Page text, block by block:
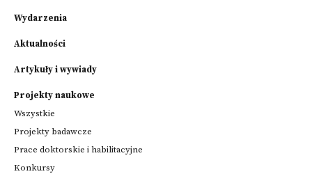
Wydarzenia
Aktualności
Artykuły i wywiady
Projekty naukowe
Wszystkie
Projekty badawcze
Prace doktorskie i habilitacyjne
Konkursy